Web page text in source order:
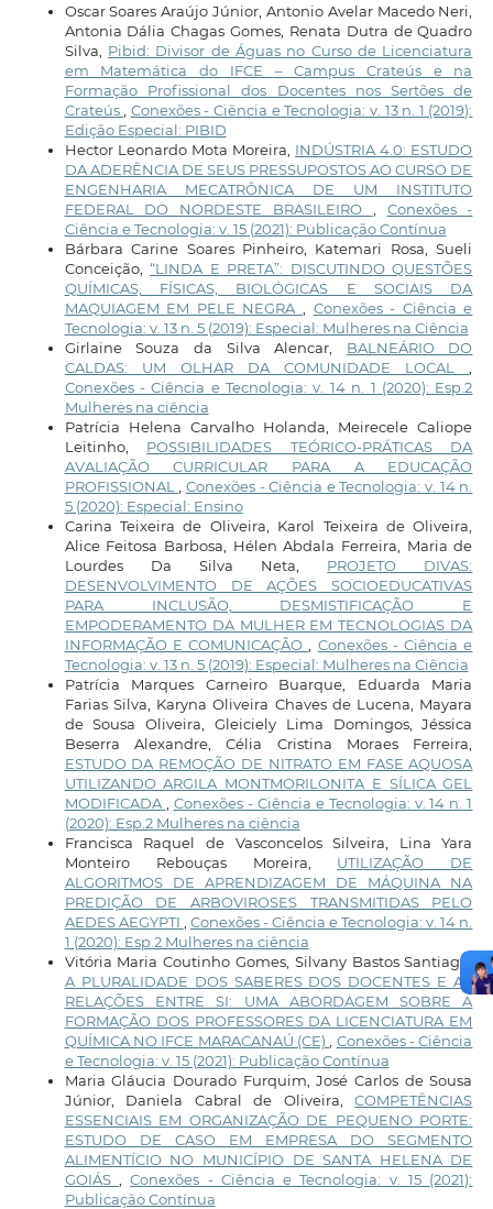
Oscar Soares Araújo Júnior, Antonio Avelar Macedo Neri,
Antonia Dália Chagas Gomes, Renata Dutra de Quadro
Silva, Pibid: Divisor de Águas no Curso de Licenciatura
em Matemática do IFCE – Campus Crateús e na
Formação Profissional dos Docentes nos Sertões de
Crateús
Conexões - Ciência e Tecnologia: v. 13 n. 1 (2019):
Edição Especial: PIBID
Hector Leonardo Mota Moreira, INDÚSTRIA 4.0: ESTUDO
DA ADERÊNCIA DE SEUS PRESSUPOSTOS AO CURSO DE
ENGENHARIA MECATRÔNICA DE UM INSTITUTO
FEDERAL DO NORDESTE BRASILEIRO
Conexões -
Ciência e Tecnologia: v. 15 (2021): Publicação Contínua
Bárbara Carine Soares Pinheiro, Katemari Rosa, Sueli
Conceição,“LINDA E PRETA”: DISCUTINDO QUESTÕES
QUÍMICAS, FÍSICAS, BIOLÓGICAS E SOCIAIS DA
MAQUIAGEM EM PELE NEGRA
Conexões - Ciência e
Tecnologia: v. 13 n. 5 (2019): Especial: Mulheres na Ciência
Girlaine Souza da Silva Alencar, BALNEÁRIO DO
CALDAS: UM OLHAR DA COMUNIDADE LOCAL
Conexões - Ciência e Tecnologia: v. 14 n. 1 (2020): Esp.2
Mulheres na ciência
Patrícia Helena Carvalho Holanda, Meirecele Caliope
Leitinho, POSSIBILIDADES TEÓRICO-PRÁTICAS DA
AVALIAÇÃO CURRICULAR PARA A EDUCAÇÃO
PROFISSIONAL
Conexões - Ciência e Tecnologia: v. 14 n.
5 (2020): Especial: Ensino
Carina Teixeira de Oliveira, Karol Teixeira de Oliveira,
Alice Feitosa Barbosa, Hélen Abdala Ferreira, Maria de
Lourdes Da Silva Neta, PROJETO DIVAS:
DESENVOLVIMENTO DE AÇÕES SOCIOEDUCATIVAS
PARA INCLUSÃO, DESMISTIFICAÇÃO E
EMPODERAMENTO DA MULHER EM TECNOLOGIAS DA
INFORMAÇÃO E COMUNICAÇÃO
Conexões - Ciência e
Tecnologia: v. 13 n. 5 (2019): Especial: Mulheres na Ciência
Patrícia Marques Carneiro Buarque, Eduarda Maria
Farias Silva, Karyna Oliveira Chaves de Lucena, Mayara
de Sousa Oliveira, Gleiciely Lima Domingos, Jéssica
Beserra Alexandre, Célia Cristina Moraes Ferreira,
ESTUDO DA REMOÇÃO DE NITRATO EM FASE AQUOSA
UTILIZANDO ARGILA MONTMORILONITA E SÍLICA GEL
MODIFICADA
Conexões - Ciência e Tecnologia: v. 14 n. 1
(2020): Esp.2 Mulheres na ciência
Francisca Raquel de Vasconcelos Silveira, Lina Yara
Monteiro Rebouças Moreira, UTILIZAÇÃO DE
ALGORITMOS DE APRENDIZAGEM DE MÁQUINA NA
PREDIÇÃO DE ARBOVIROSES TRANSMITIDAS PELO
AEDES AEGYPTI
Conexões - Ciência e Tecnologia: v. 14 n.
1 (2020): Esp.2 Mulheres na ciência
Vitória Maria Coutinho Gomes, Silvany Bastos Santiago,
A PLURALIDADE DOS SABERES DOS DOCENTES E AS
RELAÇÕES ENTRE SI: UMA ABORDAGEM SOBRE A
FORMAÇÃO DOS PROFESSORES DA LICENCIATURA EM
QUÍMICA NO IFCE MARACANAÚ (CE)
Conexões - Ciência
e Tecnologia: v. 15 (2021): Publicação Contínua
Maria Gláucia Dourado Furquim, José Carlos de Sousa
Júnior, Daniela Cabral de Oliveira,COMPETÊNCIAS
ESSENCIAIS EM ORGANIZAÇÃO DE PEQUENO PORTE:
ESTUDO DE CASO EM EMPRESA DO SEGMENTO
ALIMENTÍCIO NO MUNICÍPIO DE SANTA HELENA DE
GOIÁS
,Conexões - Ciência e Tecnologia: v. 15 (2021):
Publicação Contínua